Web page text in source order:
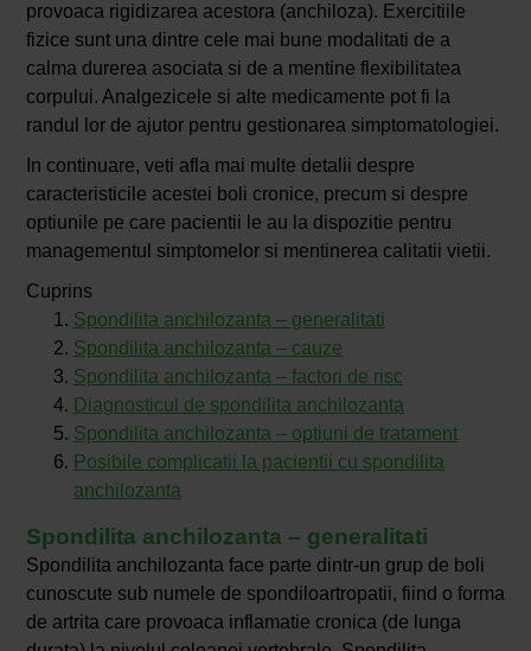
provoaca rigidizarea acestora (anchiloza). Exercitiile
fizice sunt una dintre cele mai bune modalitati de a
calma durerea asociata si de a mentine flexibilitatea
corpului. Analgezicele si alte medicamente pot fi la
randul lor de ajutor pentru gestionarea simptomatologiei.
In continuare, veti afla mai multe detalii despre
caracteristicile acestei boli cronice, precum si despre
optiunile pe care pacientii le au la dispozitie pentru
managementul simptomelor si mentinerea calitatii vietii.
Cuprins
Spondilita anchilozanta – generalitati
Spondilita anchilozanta – cauze
Spondilita anchilozanta – factori de risc
Diagnosticul de spondilita anchilozanta
Spondilita anchilozanta – optiuni de tratament
Posibile complicatii la pacientii cu spondilita
anchilozanta
Spondilita anchilozanta – generalitati
Spondilita anchilozanta face parte dintr-un grup de boli
cunoscute sub numele de spondiloartropatii, fiind o forma
de artrita care provoaca inflamatie cronica (de lunga